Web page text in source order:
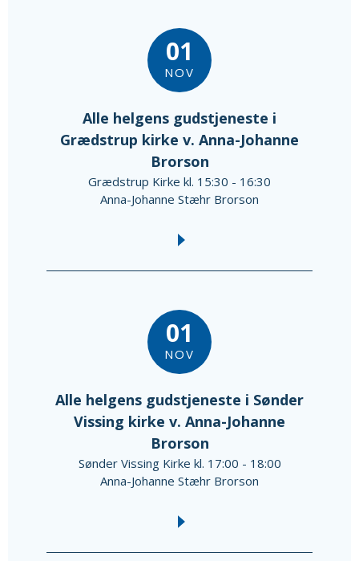
01
NOV
Alle helgens gudstjeneste i
Grædstrup kirke v. Anna-Johanne
Brorson
Grædstrup Kirke kl. 15:30 - 16:30
Anna-Johanne Stæhr Brorson
01
NOV
Alle helgens gudstjeneste i Sønder
Vissing kirke v. Anna-Johanne
Brorson
Sønder Vissing Kirke kl. 17:00 - 18:00
Anna-Johanne Stæhr Brorson